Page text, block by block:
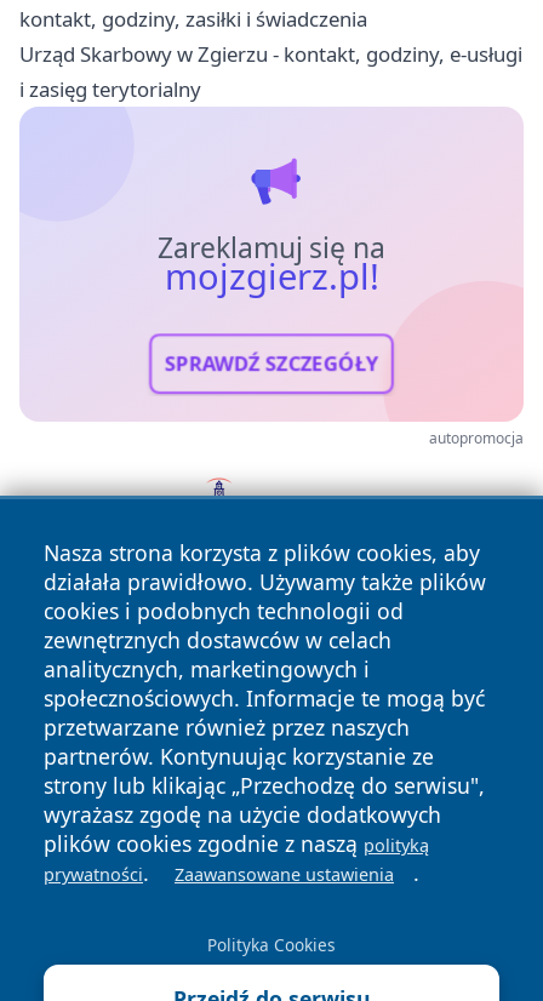
kontakt, godziny, zasiłki i świadczenia
Urząd Skarbowy w Zgierzu - kontakt, godziny, e-usługi
i zasięg terytorialny
Zareklamuj się na
mojzgierz.pl!
SPRAWDŹ SZCZEGÓŁY
autopromocja
Nasza strona korzysta z plików cookies, aby
działała prawidłowo. Używamy także plików
cookies i podobnych technologii od
zewnętrznych dostawców w celach
analitycznych, marketingowych i
społecznościowych. Informacje te mogą być
przetwarzane również przez naszych
partnerów. Kontynuując korzystanie ze
strony lub klikając „Przechodzę do serwisu",
wyrażasz zgodę na użycie dodatkowych
plików cookies zgodnie z naszą polityką
prywatności. Zaawansowane ustawienia .
Polityka Cookies
Copyright © 2026 mojzgierz.pl Wszystkie prawa zastrzeżone.
News Autorzy
Polityka
Prywatności
Polityka
Cookies